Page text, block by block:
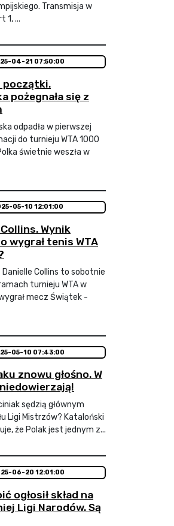
Transmisja w
1, ...
04-21 07:50:00
początki.
pożegnała się z
odpadła w pierwszej
do turnieju WTA 1000
świetnie weszła w
05-10 12:01:00
Wynik
wygrał tenis WTA
Danielle Collins to sobotnie
turnieju WTA w
mecz Świątek -
05-10 07:43:00
znowu głośno. W
sędzią głównym
Ligi Mistrzów? Kataloński
że Polak jest jednym z...
06-20 12:01:00
ogłosił skład na
Ligi Narodów. Są